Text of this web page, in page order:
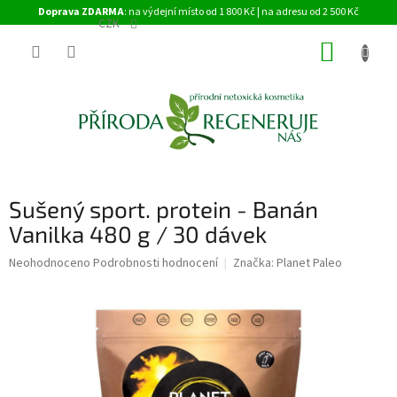
na
Doprava ZDARMA: na výdejní místo od 1 800 Kč | na adresu od 2 500 Kč
CZK
Sušený sport. protein - Banán
Vanilka 480 g / 30 dávek
Průměrné
Neohodnoceno Podrobnosti hodnocení Značka: Planet Paleo